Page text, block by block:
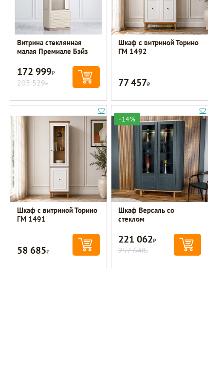
Витрина стеклянная
малая Премиале Бэйз
172 999Р
203 529Р
Шкаф с витриной Торино
ГМ 1492
77 457Р
Шкаф с витриной Торино
ГМ 1491
58 685Р
-14%
Шкаф Версаль со
стеклом
221 062Р
257 648Р